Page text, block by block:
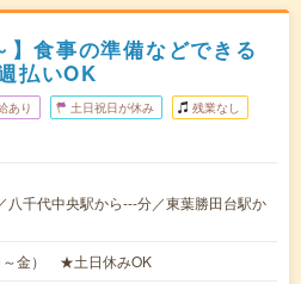
】食事の準備などできる
払いOK
あり 土日祝日が休み 残業なし
八千代中央駅から---分／東葉勝田台駅か
～金） ★土日休みOK